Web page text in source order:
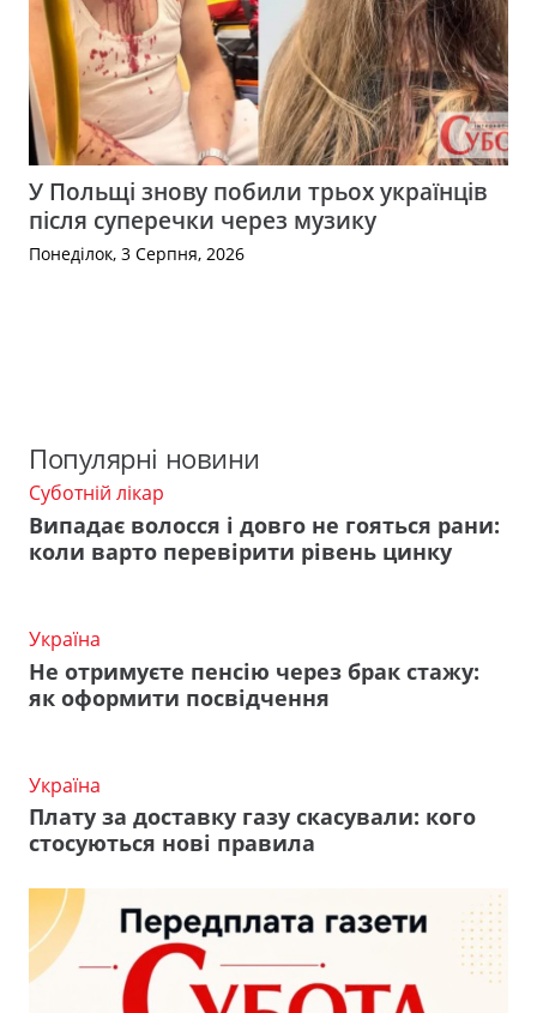
У Польщі знову побили трьох українців
після суперечки через музику
Понеділок, 3 Серпня, 2026
Популярні новини
Суботній лікар
Випадає волосся і довго не гояться рани:
коли варто перевірити рівень цинку
Україна
Не отримуєте пенсію через брак стажу:
як оформити посвідчення
Україна
Плату за доставку газу скасували: кого
стосуються нові правила